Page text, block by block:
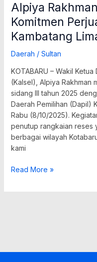
Alpiya
Komitmen
Kambatang
Daerah / Sultan
KOTABARU – Wakil
(Kalsel), Alpiya Rakhman
sidang III tahun 2025
Daerah Pemilihan (Dapil)
Rabu (8/10/2025).
penutup rangkaian reses
berbagai wilayah
kami
Read More »